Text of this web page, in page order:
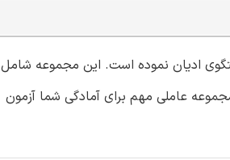
ادیان نموده است. این مجموعه شامل
عاملی مهم برای آمادگی شما آزمون